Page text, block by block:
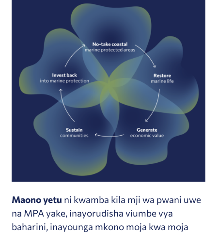
Maono yetu ni kwamba kila mji wa pwani uwe
na MPA yake, inayorudisha viumbe vya
baharini, inayounga mkono moja kwa moja